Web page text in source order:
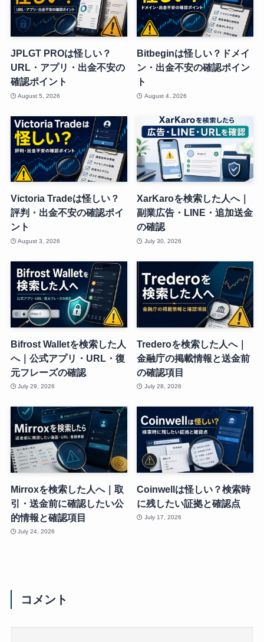
JPLGT PROは怪しい？
URL・アプリ・出金不安の
確認ポイント
August 5, 2026
Bitbeginは怪しい？ドメイ
ン・出金不安の確認ポイン
ト
August 4, 2026
Victoria Tradeは怪しい？
評判・出金不安の確認ポイ
ント
August 3, 2026
XarKaroを検索した人へ｜
副業広告・LINE・追加送金
の確認
July 30, 2026
Bifrost Walletを検索した人
へ｜公式アプリ・URL・復
元フレーズの確認
July 29, 2026
Trederoを検索した人へ｜
金融庁の掲載情報と送金前
の確認項目
July 28, 2026
Mirroxを検索した人へ｜取
引・送金前に確認したい公
的情報と確認項目
July 24, 2026
Coinwellは怪しい？検索時
に残したい証拠と確認点
July 17, 2026
コメント